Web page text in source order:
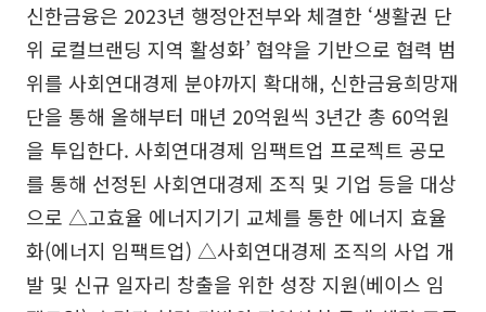
신한금융은 2023년 행정안전부와 체결한 ‘생활권 단
위 로컬브랜딩 지역 활성화’ 협약을 기반으로 협력 범
위를 사회연대경제 분야까지 확대해, 신한금융희망재
단을 통해 올해부터 매년 20억원씩 3년간 총 60억원
을 투입한다. 사회연대경제 임팩트업 프로젝트 공모
를 통해 선정된 사회연대경제 조직 및 기업 등을 대상
으로 △고효율 에너지기기 교체를 통한 에너지 효율
화(에너지 임팩트업) △사회연대경제 조직의 사업 개
발 및 신규 일자리 창출을 위한 성장 지원(베이스 임